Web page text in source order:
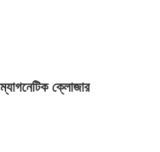
ম্যাগনেটিক ক্লোজার